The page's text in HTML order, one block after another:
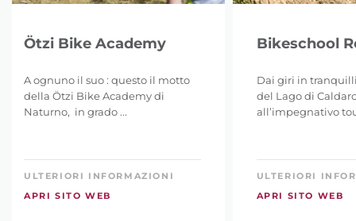
Ötzi Bike Academy
A ognuno il suo : questo il motto
della Ötzi Bike Academy di
Naturno, in grado ...
ULTERIORI INFORMAZIONI
APRI SITO WEB
Bikeschool
Dai giri in
del Lago di
all’impegnativo
ULTERIORI
APRI SITO WEB